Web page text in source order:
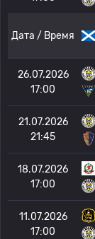
Дата / Время
26.07.2026
17:00
21.07.2026
21:45
18.07.2026
17:00
11.07.2026
17:00